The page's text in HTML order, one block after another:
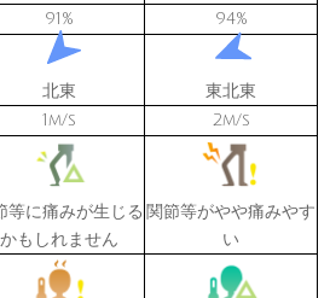
91 % 94%
北東
東北東
1 m/s 2m/s
等に痛みが生じる
かもしれません
関節等がやや痛みやす
い